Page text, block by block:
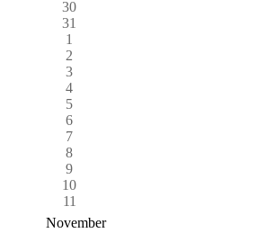
30
31
1
2
3
4
5
6
7
8
9
10
11
November